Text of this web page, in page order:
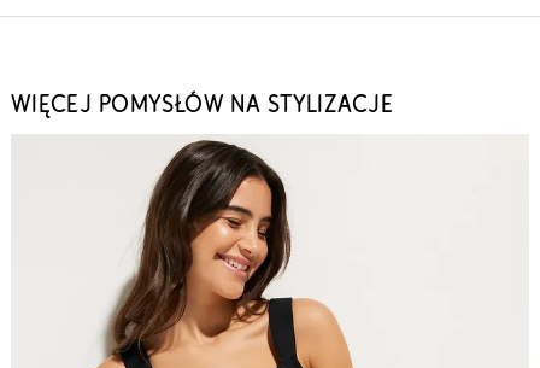
WIĘCEJ POMYSŁÓW NA STYLIZACJE